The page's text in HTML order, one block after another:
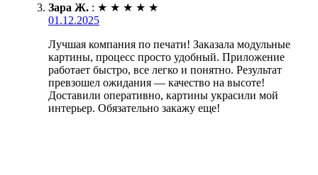
Зара Ж. : ★ ★ ★ ★ ★
01.12.2025
Лучшая компания по печати! Заказала модульные
картины, процесс просто удобный. Приложение
работает быстро, все легко и понятно. Результат
превзошел ожидания — качество на высоте!
Доставили оперативно, картины украсили мой
интерьер. Обязательно закажу еще!